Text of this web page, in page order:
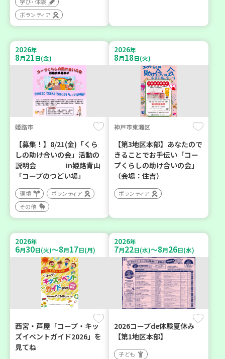
学び・体験
ボランティア
2026年
8月21日(金)
姫路市
【募集！】8/21(金)「くら
しの助け合いの会」活動の
説明会 in姫路青山
「コープのつどい場」
環境
ボランティア
その他
2026年
8月18日(火)
神戸市東灘区
【第3地区本部】あなたので
きることでお手伝い「コー
プくらしの助け合いの会」
（会場：住吉）
ボランティア
2026年
6月30日(火)～8月17日(月)
西宮・芦屋「コープ・キッ
ズイベントガイド2026」を
見てね
2026年
7月22日(水)～8月26日(水)
2026コープde体験夏休み
【第1地区本部】
子ども